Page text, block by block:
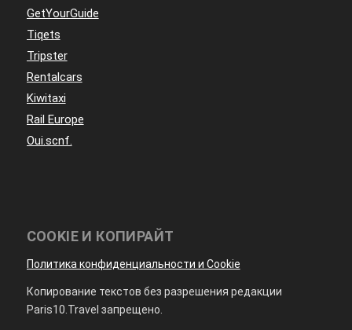
GetYourGuide
Tiqets
Tripster
Rentalcars
Kiwitaxi
Rail Europe
Oui.scnf.
COOKIE И КОПИРАЙТ
Политика конфиденциальности и Cookie
Копирование текстов без разрешения редакции
Paris10.Travel запрещено.